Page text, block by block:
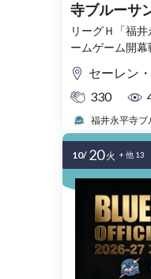
寺ブルーサ
鋼 Phenix
リーグＨ「福
ームゲーム開幕
セーレン・ドリ
330
福井永平寺ブ
10/ 20 火 + 他 13